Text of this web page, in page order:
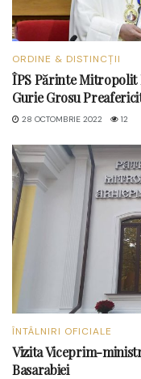
ORDINE & DISTINCȚII
ÎPS Părinte
Gurie Grosu
28 OCTOMBRIE 2022 12
ÎNTÂLNIRI OFICIALE
Vizita Viceprim-
Basarabiei